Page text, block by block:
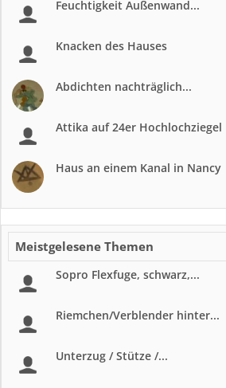
Feuchtigkeit Außenwand...
Knacken des Hauses
Abdichten nachträglich...
Attika auf 24er Hochlochziegel
Haus an einem Kanal in Nancy
Meistgelesene Themen
Sopro Flexfuge, schwarz,...
Riemchen/Verblender hinter...
Unterzug / Stütze /...